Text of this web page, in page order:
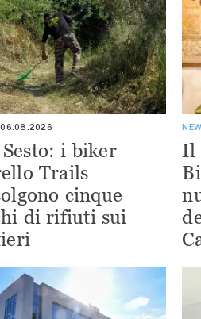
06.08.2026
i biker
Trails
cinque
di rifiuti sui
Il